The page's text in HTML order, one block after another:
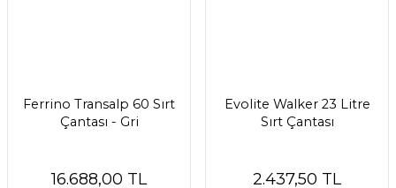
Ferrino Transalp 60 Sırt
Çantası - Gri
16.688,00 TL
Evolite Walker 23 Litre
Sırt Çantası
2.437,50 TL